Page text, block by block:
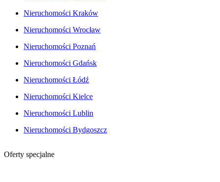
Nieruchomości Kraków
Nieruchomości Wrocław
Nieruchomości Poznań
Nieruchomości Gdańsk
Nieruchomości Łódź
Nieruchomości Kielce
Nieruchomości Lublin
Nieruchomości Bydgoszcz
Oferty specjalne